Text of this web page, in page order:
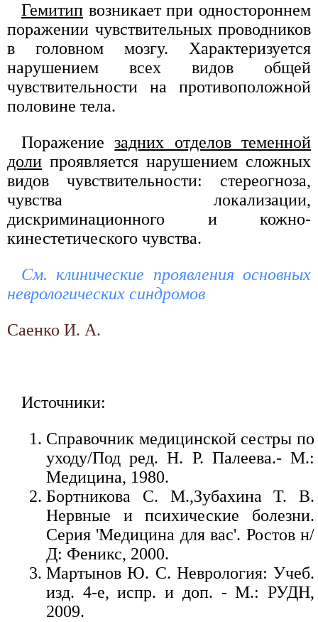
Гемитип возникает при одностороннем
поражении чувствительных проводников
в головном мозгу. Характеризуется
нарушением всех видов общей
чувствительности на противоположной
половине тела.
Поражениезадних отделов теменной
доли проявляется нарушением сложных
видов чувствительности: стереогноза,
чувства локализации,
дискриминационного и кожно-
кинестетического чувства.
См. клинические проявления основных
неврологических синдромов
Саенко И. А.
Источники:
Справочник медицинской сестры по
уходу/Под ред. Н. Р. Палеева.- М.:
Медицина, 1980.
Бортникова С. М.,Зубахина Т. В.
Нервные и психические болезни.
Серия 'Медицина для вас'. Ростов н/
Д: Феникс, 2000.
Мартынов Ю. С. Неврология: Учеб.
изд. 4-е, испр. и доп. - М.: РУДН,
2009.